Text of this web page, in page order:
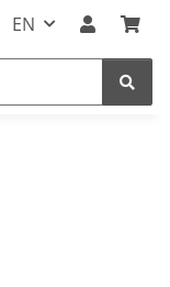
EN